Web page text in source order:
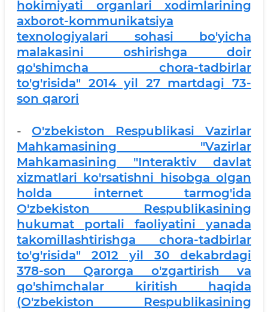
hokimiyati organlari xodimlarining
axborot-kommunikatsiya
texnologiyalari sohasi bo'yicha
malakasini oshirishga doir
qo'shimcha chora-tadbirlar
to'g'risida" 2014 yil 27 martdagi 73-
son qarori
- O'zbekiston Respublikasi Vazirlar
Mahkamasining "Vazirlar
Mahkamasining "Interaktiv davlat
xizmatlari ko'rsatishni hisobga olgan
holda internet tarmog'ida
O'zbekiston Respublikasining
hukumat portali faoliyatini yanada
takomillashtirishga chora-tadbirlar
to'g'risida" 2012 yil 30 dekabrdagi
378-son Qarorga o'zgartirish va
qo'shimchalar kiritish haqida
(O'zbekiston Respublikasining